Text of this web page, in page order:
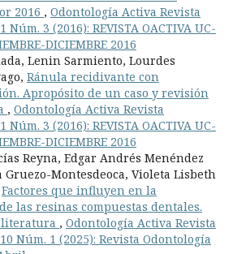
2016 , Odontología Activa Revista
Núm. 3 (2016): REVISTA OACTIVA UC-
DICIEMBRE 2016
Lenin Sarmiento, Lourdes
Ránula recidivante con
Apropósito de un caso y revisión
, Odontología Activa Revista
Núm. 3 (2016): REVISTA OACTIVA UC-
DICIEMBRE 2016
Reyna, Edgar Andrés Menéndez
Gruezo-Montesdeoca, Violeta Lisbeth
Factores que influyen en la
las resinas compuestas dentales.
literatura , Odontología Activa Revista
Núm. 1 (2025): Revista Odontología